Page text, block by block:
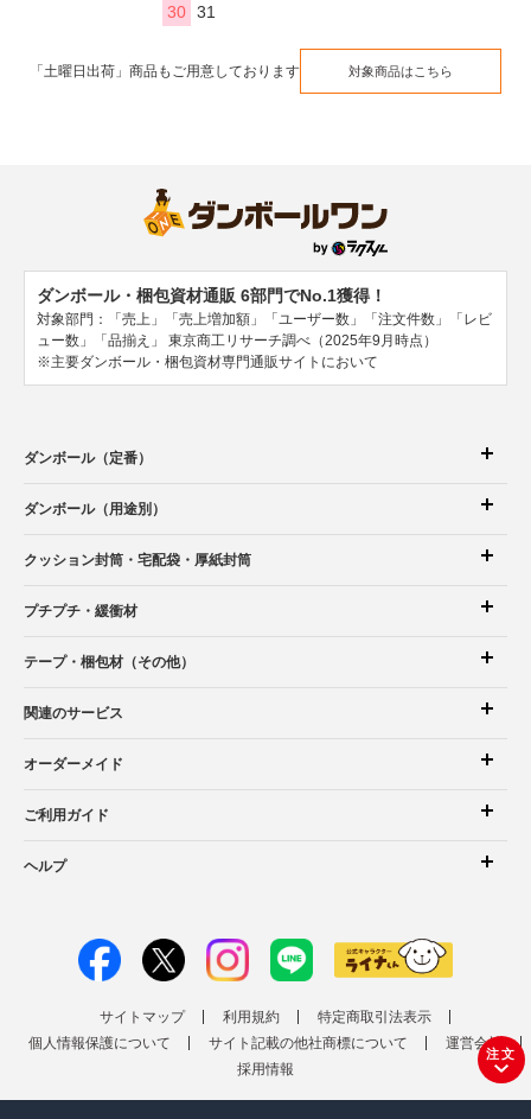
注文
30 31
「土曜日出荷」商品もご用意しております 対象商品はこちら
ダンボール・梱包資材通販 6部門でNo.1獲得！
対象部門：「売上」「売上増加額」「ユーザー数」「注文件数」「レビ
ュー数」「品揃え」
東京商工リサーチ調べ（2025年9月時点）
※主要ダンボール・梱包資材専門通販サイトにおいて
ダンボール（定番）
ダンボール（用途別）
クッション封筒 ・宅配袋 ・厚紙封筒
プチプチ・緩衝材
テープ・梱包材（その他）
関連のサービス
オーダーメイド
ご利用ガイド
ヘルプ
サイトマップ 利用規約
特定商取引法表示
個人情報保護について
サイト記載の他社商標について
運営会社
採用情報